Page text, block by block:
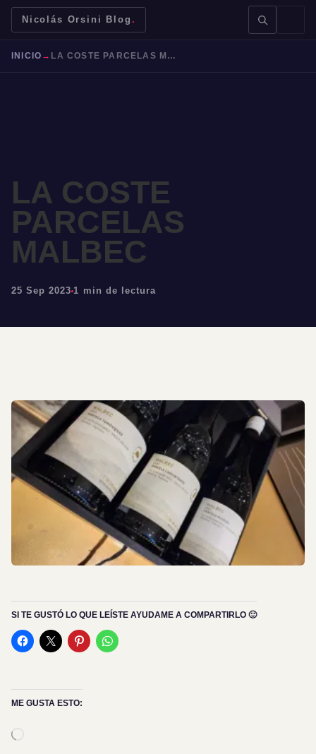
Nicolás Orsini Blog .
Mendoza Malbec
INICIO → LA COSTE PARCELAS MALBEC
LA COSTE
PARCELAS
MALBEC
25 Sep 2023 1 min de lectura
SI TE GUSTÓ LO QUE LEÍSTE AYUDAME A COMPARTIRLO 🙂
ME GUSTA ESTO: